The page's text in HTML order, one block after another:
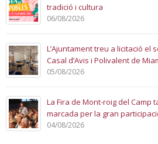
tradició i cultura
06/08/2026
L’Ajuntament treu a licitació
Casal d’Avis i Polivalent de
05/08/2026
La Fira de Mont-roig del Camp
marcada per la gran
04/08/2026